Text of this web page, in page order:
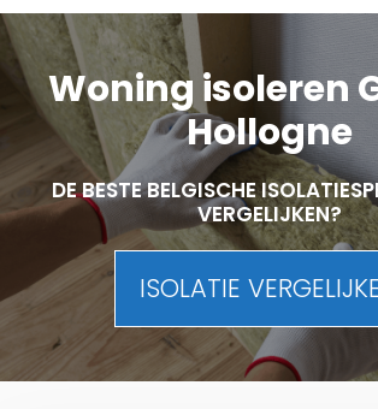
Woning isoleren
Hollogne
DE BESTE BELGISCHE
VERGELIJKEN?
ISOLATIE